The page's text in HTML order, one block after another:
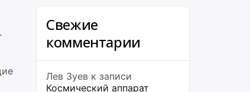
Свежие
комментарии
Лев Зуев к записи
Космический аппарат